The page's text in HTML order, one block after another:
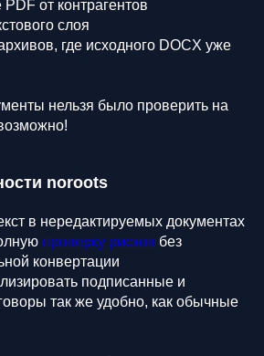
от контрагентов
слоя
где исходного DOCX уже
нельзя было проверить на
noroots
в нередактируемых документах
проверку рисков без
конвертации
подписанные и
так же удобно, как обычные